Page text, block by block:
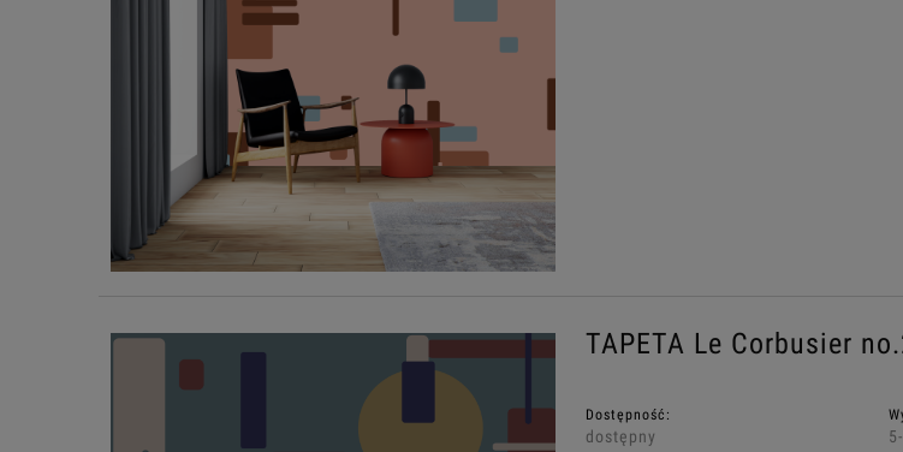
TAPETA Le Corbusier
Dostępność:
dostępny